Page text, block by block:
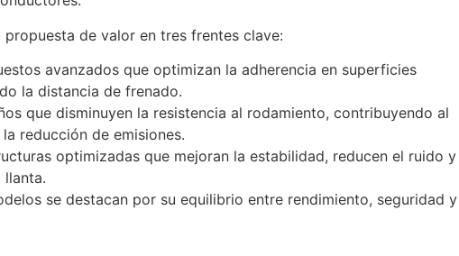
de valor en tres frentes clave:
avanzados que optimizan la adherencia en superficies
la distancia de frenado.
que disminuyen la resistencia al rodamiento, contribuyendo al
reducción de emisiones.
optimizadas que mejoran la estabilidad, reducen el ruido y
llanta.
se destacan por su equilibrio entre rendimiento, seguridad y